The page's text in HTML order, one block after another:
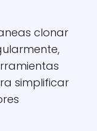
clonar
simplificar